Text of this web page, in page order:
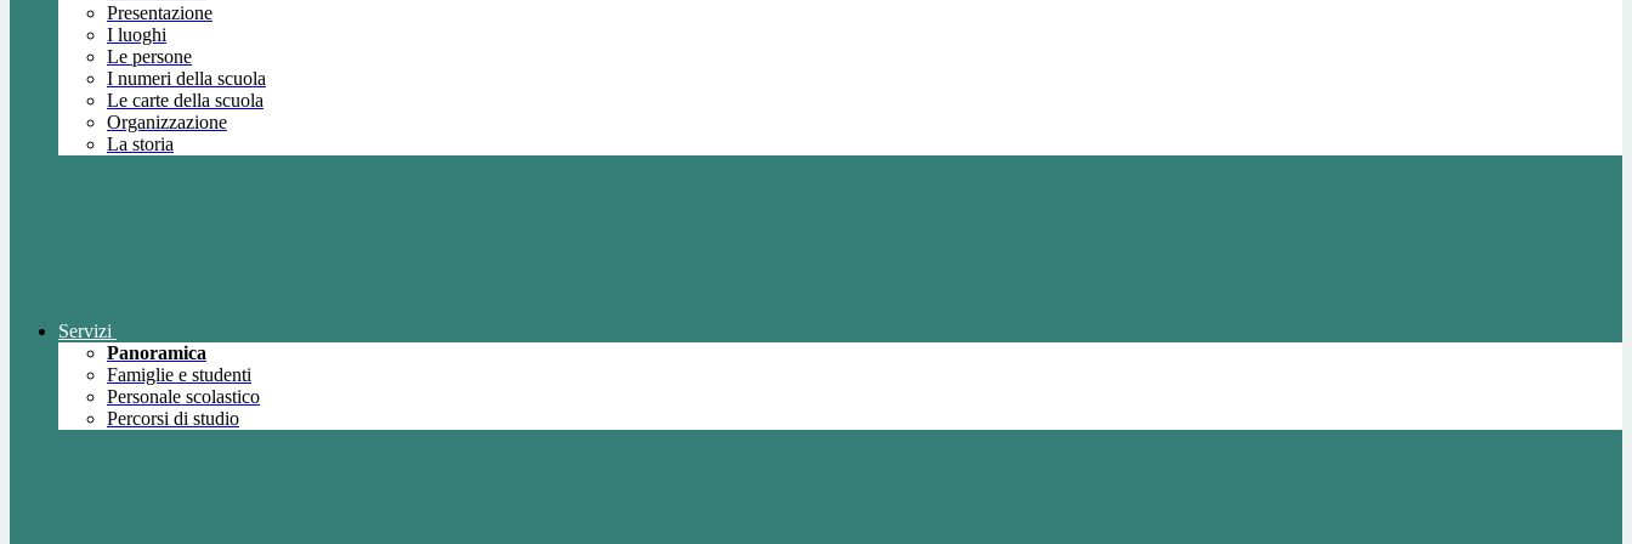
Presentazione
I luoghi
Le persone
I numeri della scuola
Le carte della scuola
Organizzazione
La storia
Servizi
Panoramica
Famiglie e studenti
Personale scolastico
Percorsi di studio